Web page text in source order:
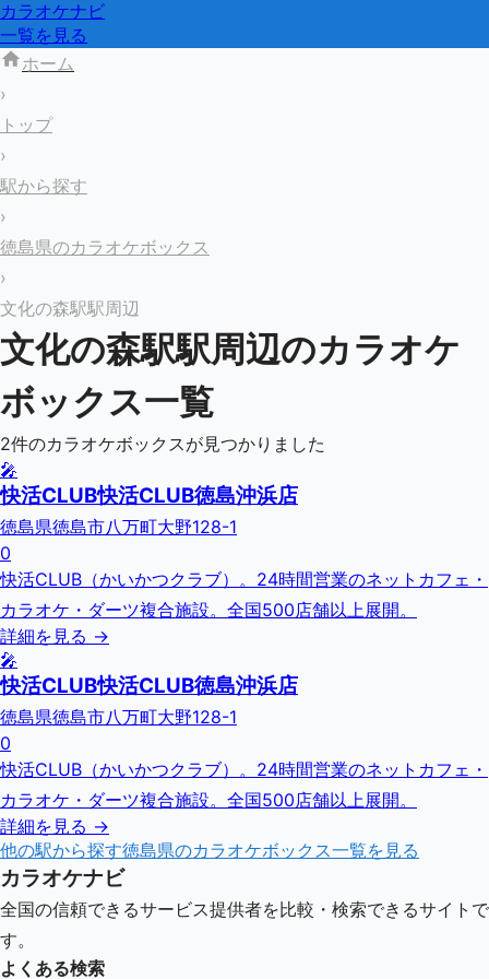
カラオケナビ
一覧を見る
ホーム
›
トップ
›
駅から探す
›
徳島県のカラオケボックス
›
文化の森駅駅周辺
文化の森駅駅周辺のカラオケ
ボックス一覧
2件のカラオケボックスが見つかりました
🎤
快活CLUB快活CLUB徳島沖浜店
徳島県徳島市八万町大野128-1
0
快活CLUB（かいかつクラブ）。24時間営業のネットカフェ・
カラオケ・ダーツ複合施設。全国500店舗以上展開。
詳細を見る →
🎤
快活CLUB快活CLUB徳島沖浜店
徳島県徳島市八万町大野128-1
0
快活CLUB（かいかつクラブ）。24時間営業のネットカフェ・
カラオケ・ダーツ複合施設。全国500店舗以上展開。
詳細を見る →
他の駅から探す徳島県のカラオケボックス一覧を見る
カラオケナビ
全国の信頼できるサービス提供者を比較・検索できるサイトで
す。
よくある検索